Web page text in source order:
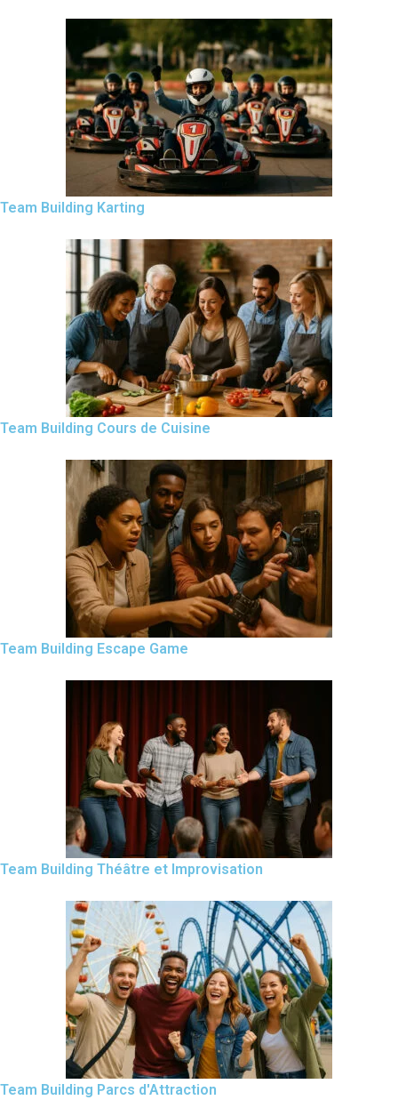
Team Building Karting
Team Building Cours de Cuisine
Team Building Escape Game
Team Building Théâtre et Improvisation
Team Building Parcs d'Attraction